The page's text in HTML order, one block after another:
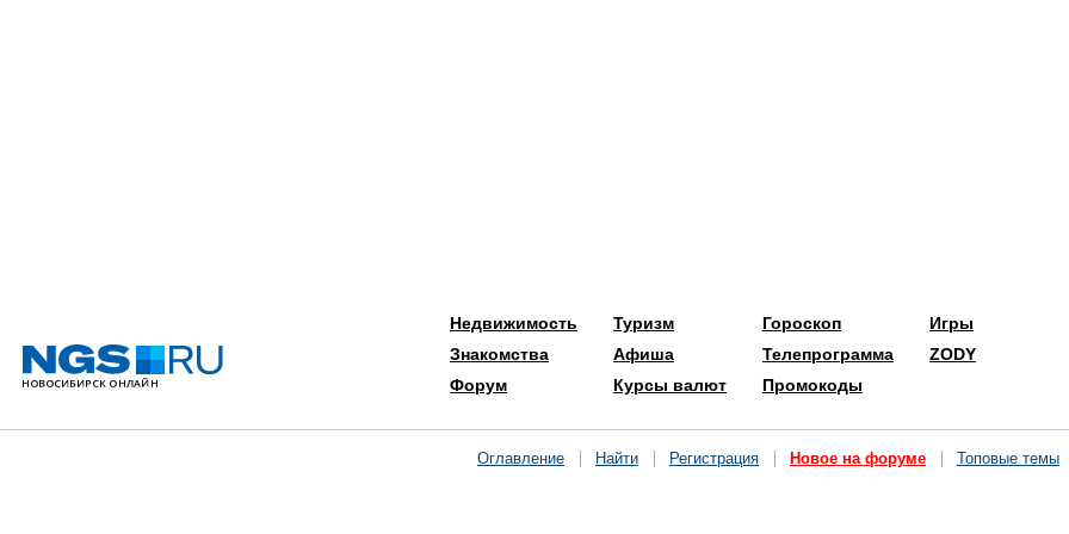
Недвижимость
Знакомства
Форум
Туризм
Афиша
Курсы валют
Гороскоп
Телепрограмма
Промокоды
Игры
ZODY
Оглавление Найти Регистрация Новое на форуме Топовые темы